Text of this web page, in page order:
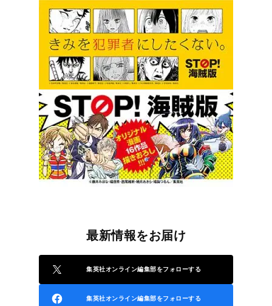
最新情報をお届け
集英社オンライン編集部をフォローする
集英社オンライン編集部をフォローする